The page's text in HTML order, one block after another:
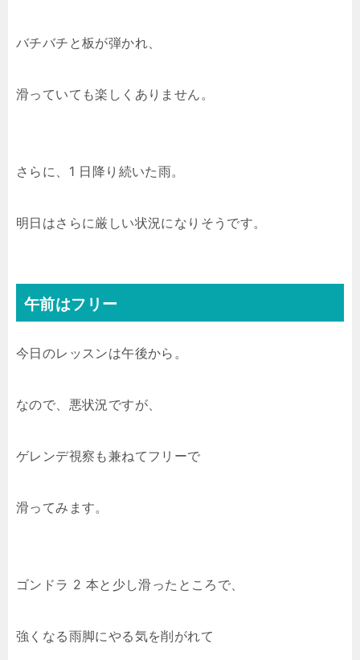
バチバチと板が弾かれ、
滑っていても楽しくありません。
さらに、1 日降り続いた雨。
明日はさらに厳しい状況になりそうです。
午前はフリー
今日のレッスンは午後から。
なので、悪状況ですが、
ゲレンデ視察も兼ねてフリーで
滑ってみます。
ゴンドラ 2 本と少し滑ったところで、
強くなる雨脚にやる気を削がれて